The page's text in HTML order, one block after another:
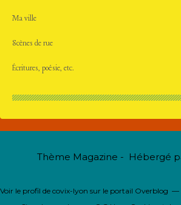
Ma ville
Scènes de rue
Écritures, poésie, etc.
Thème Magazine - Hébergé
Voir le profil de covix-lyon sur le portail Overblog